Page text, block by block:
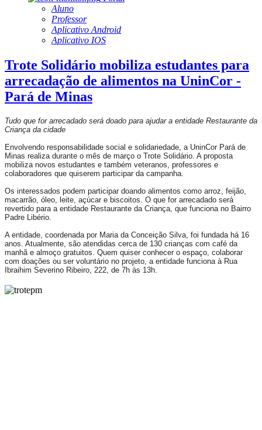
Aluno
Professor
Aplicativo Android
Aplicativo IOS
Trote Solidário mobiliza estudantes para
arrecadação de alimentos na UninCor -
Pará de Minas
Tudo que for arrecadado será doado para ajudar a entidade Restaurante da
Criança da cidade
Envolvendo responsabilidade social e solidariedade, a UninCor Pará de
Minas realiza durante o mês de março o Trote Solidário. A proposta
mobiliza novos estudantes e também veteranos, professores e
colaboradores que quiserem participar da campanha.
Os interessados podem participar doando alimentos como arroz, feijão,
macarrão, óleo, leite, açúcar e biscoitos. O que for arrecadado será
revertido para a entidade Restaurante da Criança, que funciona no Bairro
Padre Libério.
A entidade, coordenada por Maria da Conceição Silva, foi fundada há 16
anos. Atualmente, são atendidas cerca de 130 crianças com café da
manhã e almoço gratuitos. Quem quiser conhecer o espaço, colaborar
com doações ou ser voluntário no projeto, a entidade funciona à Rua
Ibraihim Severino Ribeiro, 222, de 7h às 13h.